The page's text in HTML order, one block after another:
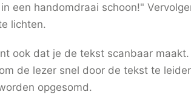
een handomdraai schoon!"
lichten.
ook dat je de tekst scanbaar
de lezer snel door de tekst te
opgesomd.